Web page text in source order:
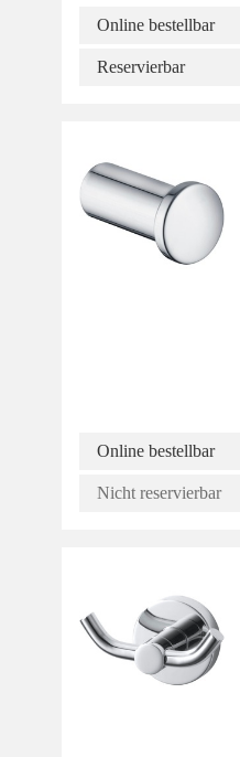
Online bestellbar
Reservierbar
Online bestellbar
Nicht reservierbar